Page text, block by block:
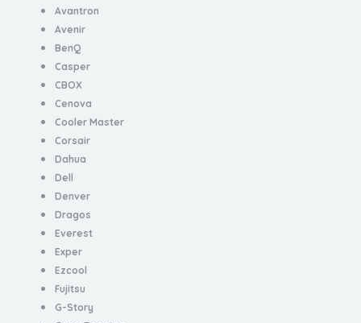
Avantron
Avenir
BenQ
Casper
CBOX
Cenova
Cooler Master
Corsair
Dahua
Dell
Denver
Dragos
Everest
Exper
Ezcool
Fujitsu
G-Story